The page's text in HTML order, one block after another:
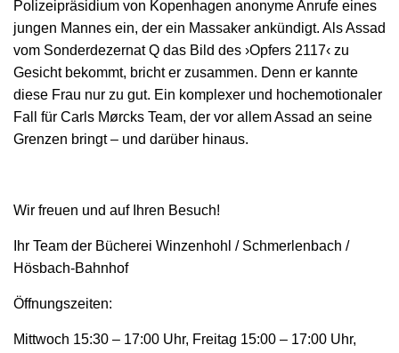
Polizeipräsidium von Kopenhagen anonyme Anrufe eines
jungen Mannes ein, der ein Massaker ankündigt. Als Assad
vom Sonderdezernat Q das Bild des ›Opfers 2117‹ zu
Gesicht bekommt, bricht er zusammen. Denn er kannte
diese Frau nur zu gut. Ein komplexer und hochemotionaler
Fall für Carls Mørcks Team, der vor allem Assad an seine
Grenzen bringt – und darüber hinaus.
Wir freuen und auf Ihren Besuch!
Ihr Team der Bücherei Winzenhohl / Schmerlenbach /
Hösbach-Bahnhof
Öffnungszeiten:
Mittwoch 15:30 – 17:00 Uhr, Freitag 15:00 – 17:00 Uhr,